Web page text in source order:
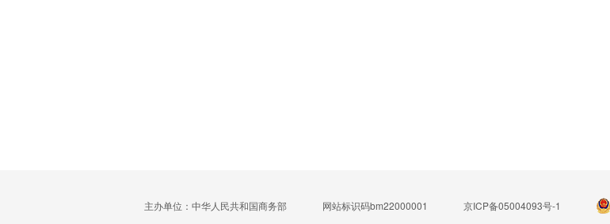
主办单位：中华人民共和国商务部 网站标识码bm22000001 京ICP备05004093号-1